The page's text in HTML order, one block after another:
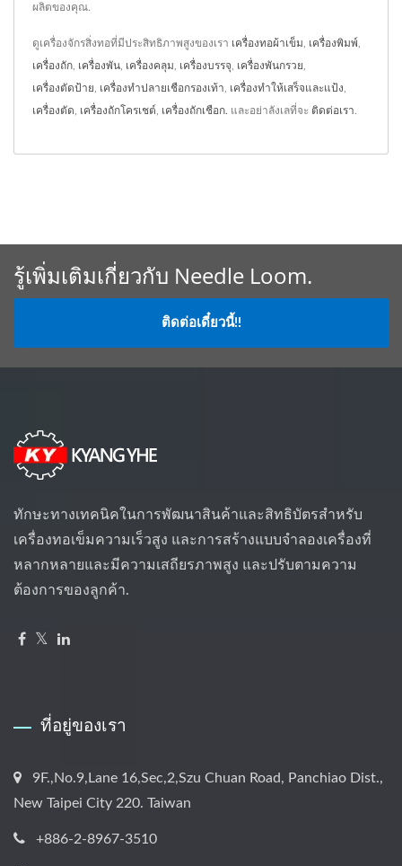
ผลิตของคุณ.
ดูเครื่องจักรสิ่งทอที่มีประสิทธิภาพสูงของเรา เครื่องทอผ้าเข็ม เครื่องพิมพ์
เครื่องถัก เครื่องพัน เครื่องคลุม เครื่องบรรจุ เครื่องพันกรวย
เครื่องตัดป้าย เครื่องทำปลายเชือกรองเท้า เครื่องทำให้เสร็จและแป้ง
เครื่องตัด เครื่องถักโครเชต์ เครื่องถักเชือก. และอย่าลังเลที่จะ ติดต่อเรา
รู้เพิ่มเติมเกี่ยวกับ Needle Loom.
ติดต่อเดี๋ยวนี้!!
ทักษะทางเทคนิคในการพัฒนาสินค้าและสิทธิบัตรสำหรับ
เครื่องทอเข็มความเร็วสูง และการสร้างแบบจำลองเครื่องที่
หลากหลายและมีความเสถียรภาพสูง และปรับตามความ
ต้องการของลูกค้า.
ที่อยู่ของเรา
9F.,No.9,Lane 16,Sec,2,Szu Chuan Road, Panchiao Dist.,
New Taipei City 220. Taiwan
+886-2-8967-3510